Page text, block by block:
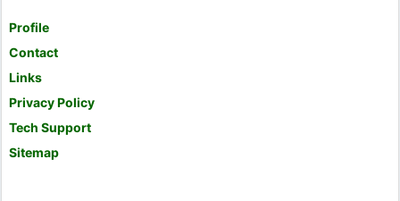
Profile
Contact
Links
Privacy Policy
Tech Support
Sitemap